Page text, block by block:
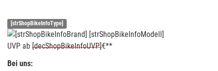
[strShopBikeInfoType]
UVP ab [decShopBikeInfoUVP]€**
Bei uns: